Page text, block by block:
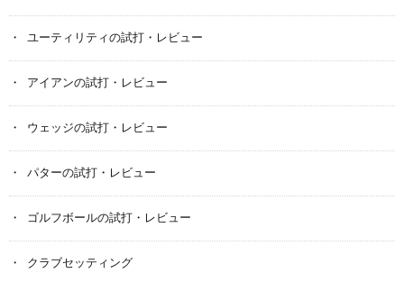
ユーティリティの試打・レビュー
アイアンの試打・レビュー
ウェッジの試打・レビュー
パターの試打・レビュー
ゴルフボールの試打・レビュー
クラブセッティング